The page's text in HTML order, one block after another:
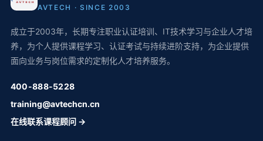
AVTECH · SINCE 2003
成立于2003年，长期专注职业认证培训、IT技术学习与企业人才培
养，为个人提供课程学习、认证考试与持续进阶支持，为企业提供
面向业务与岗位需求的定制化人才培养服务。
400-888-5228
training@avtechcn.cn
在线联系课程顾问 →